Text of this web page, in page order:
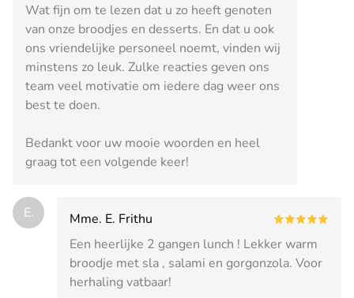
Wat fijn om te lezen dat u zo heeft genoten
van onze broodjes en desserts. En dat u ook
ons vriendelijke personeel noemt, vinden wij
minstens zo leuk. Zulke reacties geven ons
team veel motivatie om iedere dag weer ons
best te doen.
Bedankt voor uw mooie woorden en heel
graag tot een volgende keer!
E.
Mme. E. Frithu
Een heerlijke 2 gangen lunch ! Lekker warm
broodje met sla , salami en gorgonzola. Voor
herhaling vatbaar!